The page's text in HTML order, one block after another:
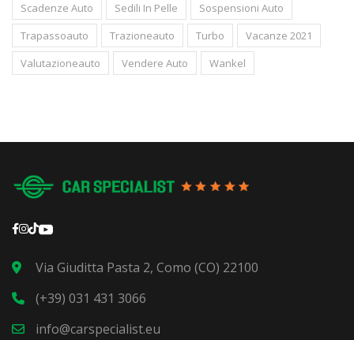
Scadenze Auto
Sedili In Pelle
Sospensioni Auto
Trapassoauto
Trazioneauto Turbo
Vacanze 2021
Valutazioneauto
Vendere Auto Wankel
Via Giuditta Pasta 2, Como (CO) 22100
(+39) 031 431 3066
info@carspecialist.eu